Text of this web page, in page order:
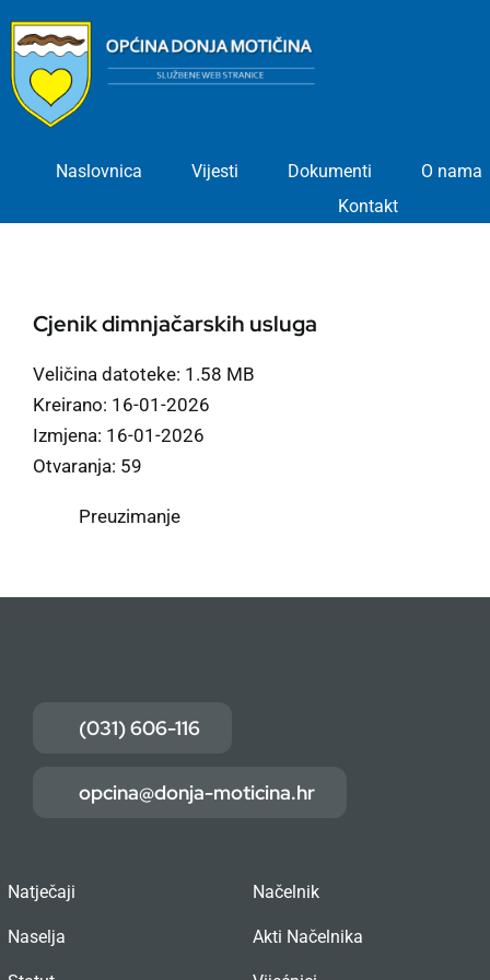
content
Naslovnica Vijesti Dokumenti
O nama
Kontakt
Cjenik dimnjačarskih usluga
Veličina datoteke: 1.58 MB
Kreirano: 16-01-2026
Izmjena: 16-01-2026
Otvaranja: 59
Preuzimanje
(031) 606-116
opcina@donja-moticina.hr
Natječaji
Naselja
Načelnik
Akti Načelnika